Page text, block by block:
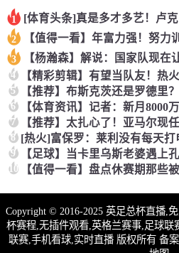
1 [体育头条]真是多才多艺！卢
2 【值得一看】年富力强！努力
3
4
5
6
7
8
9
10
Copyright © 2016-2025 英足总杯直播,
杯赛程,无插件观看,英格兰赛事,足球
联赛,手机看球,实时直播 版权所有 备